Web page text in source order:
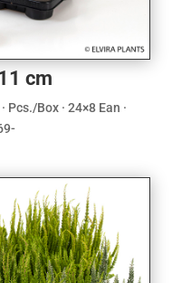
cm
Pcs./Box · 24×8 Ean ·